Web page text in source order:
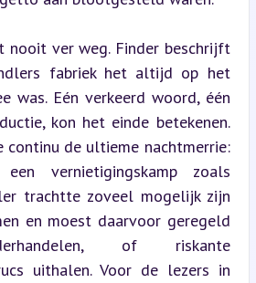
nooit ver weg. Finder beschrijft
fabriek het altijd op het
was. Eén verkeerd woord, één
kon het einde betekenen.
continu de ultieme nachtmerrie:
vernietigingskamp zoals
trachtte zoveel mogelijk zijn
en moest daarvoor geregeld
of riskante
uithalen. Voor de lezers in